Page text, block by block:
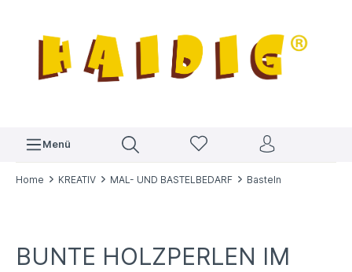
Menü
Home KREATIV MAL- UND BASTELBEDARF Basteln
BUNTE HOLZPERLEN IM